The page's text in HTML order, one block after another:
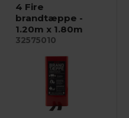
4 Fire
brandtæppe -
1.20m x 1.80m
32575010